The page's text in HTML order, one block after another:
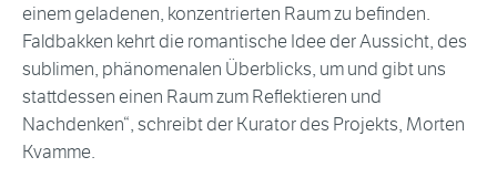
einem geladenen, konzentrierten Raum zu befinden.
Faldbakken kehrt die romantische Idee der Aussicht, des
sublimen, phänomenalen Überblicks, um und gibt uns
stattdessen einen Raum zum Reflektieren und
Nachdenken“, schreibt der Kurator des Projekts, Morten
Kvamme.